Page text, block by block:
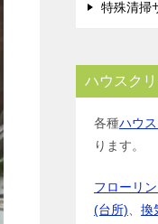
特殊清掃
ハウスク
各種ハウ
ります。
フローリ
(台所)
換